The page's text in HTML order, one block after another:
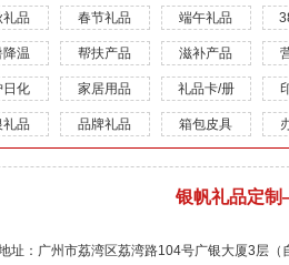
礼品 春节礼品 端午礼品
降温 帮扶产品 滋补产品
日化 家居用品 礼品卡/册
礼品 品牌礼品 箱包皮具
银帆礼品定
址：广州市荔湾区荔湾路104号广银大厦3层